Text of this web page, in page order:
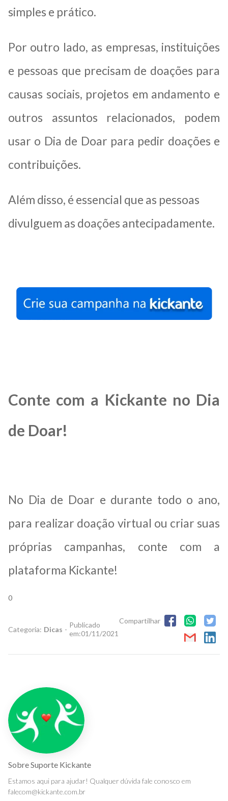
simples e prático.
Por outro lado, as empresas, instituições
e pessoas que precisam de doações para
causas sociais, projetos em andamento e
outros assuntos relacionados, podem
usar o Dia de Doar para pedir doações e
contribuições.
Além disso, é essencial que as pessoas
divulguem as doações antecipadamente.
Conte com a Kickante no Dia
de Doar!
No Dia de Doar e durante todo o ano,
para realizar doação virtual ou criar suas
próprias campanhas, conte com a
plataforma Kickante!
0
Categoria: Dicas - Publicado
em:01/11/2021
Compartilhar
SobreSuporte Kickante
Estamos aqui para ajudar! Qualquer dúvida fale conosco em
falecom@kickante.com.br